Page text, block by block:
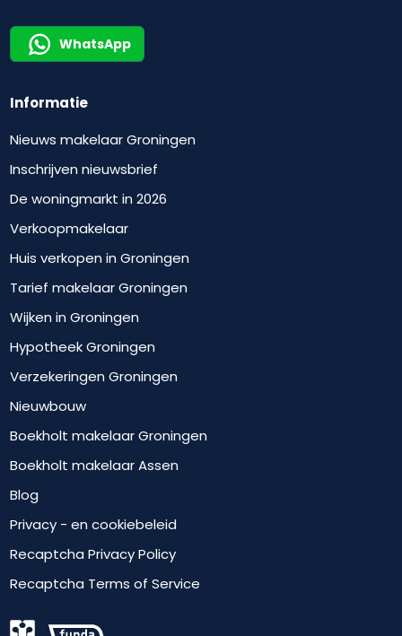
WhatsApp
Informatie
Nieuws makelaar Groningen
Inschrijven nieuwsbrief
De woningmarkt in 2026
Verkoopmakelaar
Huis verkopen in Groningen
Tarief makelaar Groningen
Wijken in Groningen
Hypotheek Groningen
Verzekeringen Groningen
Nieuwbouw
Boekholt makelaar Groningen
Boekholt makelaar Assen
Blog
Privacy - en cookiebeleid
Recaptcha Privacy Policy
Recaptcha Terms of Service